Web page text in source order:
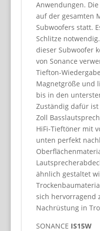
Anwendungen.
auf der gesamten
Subwoofers statt.
Schlitze
dieser Subwoofer
von Sonance
Tiefton-
Magnetgröße und
bis in den
Zuständig dafür
Zoll
HiFi-Tieftöner mit
unten perfekt
ähnlich gestaltet
sich hervorragend
Nachrüstung in
SONANCE IS15W